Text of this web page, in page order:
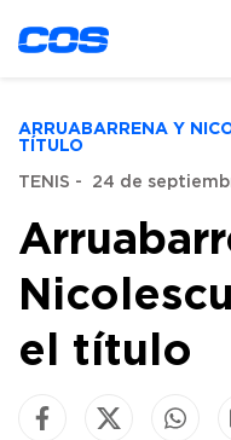
ARRUABARRENA Y
TÍTULO
TENIS - 24 de
el título